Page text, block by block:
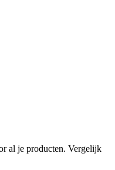
al je producten. Vergelijk